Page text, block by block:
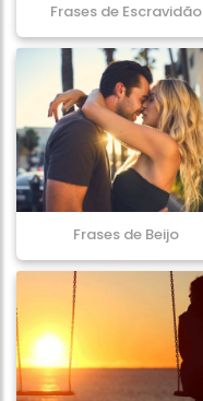
Frases de Escravidão
Frases de Beijo